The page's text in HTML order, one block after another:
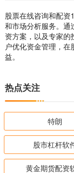
股票在线咨询和配
和市场分析服务。通
资方案，以及专家的
户优化资金管理，
益。
热点关注
特朗
股市杠杆软
黄金期货配资